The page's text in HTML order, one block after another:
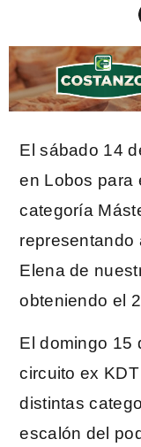
El sábado 14
en Lobos para
categoría
representando
Elena de
obteniendo el
El domingo 15
circuito ex
distintas
escalón del